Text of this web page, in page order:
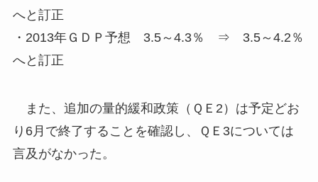
へと訂正
・2013年ＧＤＰ予想 3.5～4.3％ ⇒ 3.5～4.2％
へと訂正
また、追加の量的緩和政策（ＱＥ2）は予定どお
り6月で終了することを確認し、ＱＥ3については
言及がなかった。